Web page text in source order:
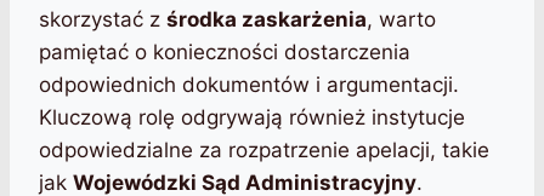
skorzystać z środka zaskarżenia, warto
pamiętać o konieczności dostarczenia
odpowiednich dokumentów i argumentacji.
Kluczową rolę odgrywają również instytucje
odpowiedzialne za rozpatrzenie apelacji, takie
jak Wojewódzki Sąd Administracyjny.